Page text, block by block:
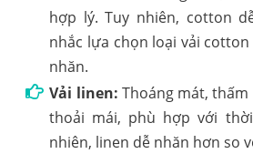
hợp lý. Tuy nhiên, cotton
nhắc lựa chọn loại vải
nhăn.
Vải linen: Thoáng mát,
thoải mái, phù hợp với
nhiên, linen dễ nhăn hơn so